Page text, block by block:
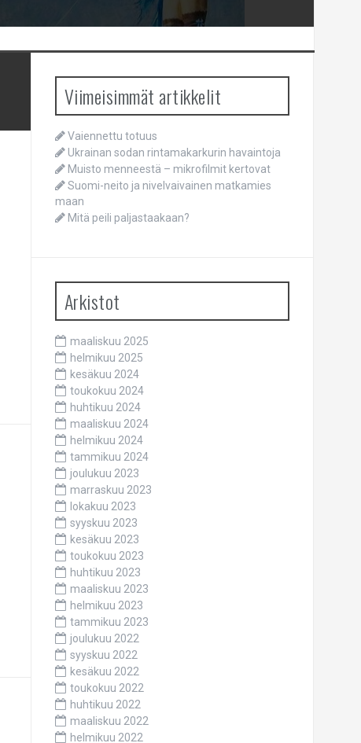
Viimeisimmät artikkelit
Vaiennettu totuus
Ukrainan sodan rintamakarkurin havaintoja
Muisto menneestä – mikrofilmit kertovat
Suomi-neito ja nivelvaivainen matkamies
maan
Mitä peili paljastaakaan?
Arkistot
maaliskuu 2025
helmikuu 2025
kesäkuu 2024
toukokuu 2024
huhtikuu 2024
maaliskuu 2024
helmikuu 2024
tammikuu 2024
joulukuu 2023
marraskuu 2023
lokakuu 2023
syyskuu 2023
kesäkuu 2023
toukokuu 2023
huhtikuu 2023
maaliskuu 2023
helmikuu 2023
tammikuu 2023
joulukuu 2022
syyskuu 2022
kesäkuu 2022
toukokuu 2022
huhtikuu 2022
maaliskuu 2022
helmikuu 2022